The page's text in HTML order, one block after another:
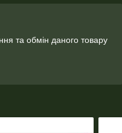
та обмін даного товару